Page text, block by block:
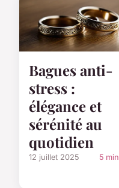
Bagues anti-
stress :
élégance et
sérénité au
quotidien
12 juillet 2025 5 min